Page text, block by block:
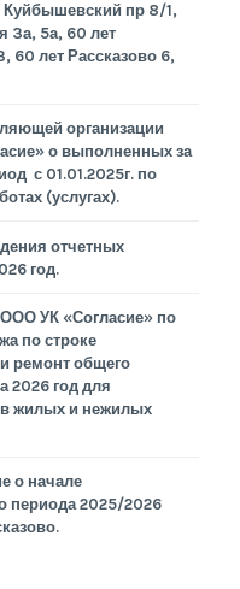
Куйбышевский пр 8/1,
3а, 5а, 60 лет
60 лет Рассказово 6,
организации
о выполненных за
с 01.01.2025г. по
(услугах).
отчетных
год.
УК «Согласие» по
по строке
ремонт общего
2026 год для
жилых и нежилых
о начале
периода 2025/2026